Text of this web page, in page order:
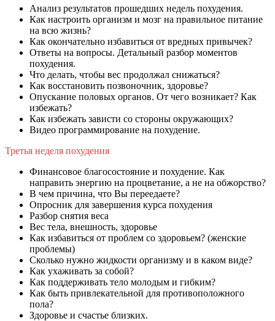
Анализ результатов прошедших недель похудения.
Как настроить организм и мозг на правильное питание
на всю жизнь?
Как окончательно избавиться от вредных привычек?
Ответы на вопросы. Детальный разбор моментов
похудения.
Что делать, чтобы вес продолжал снижаться?
Как восстановить позвоночник, здоровье?
Опускание половых органов. От чего возникает? Как
избежать?
Как избежать зависти со стороны окружающих?
Видео программирование на похудение.
Третья неделя похудения
Финансовое благосостояние и похудение. Как
направить энергию на процветание, а не на обжорство?
В чем причина, что Вы переедаете?
Опросник для завершения курса похудения
Разбор снятия веса
Вес тела, внешность, здоровье
Как избавиться от проблем со здоровьем? (женские
проблемы)
Сколько нужно жидкости организму и в каком виде?
Как ухаживать за собой?
Как поддерживать тело молодым и гибким?
Как быть привлекательной для противоположного
пола?
Здоровье и счастье близких.